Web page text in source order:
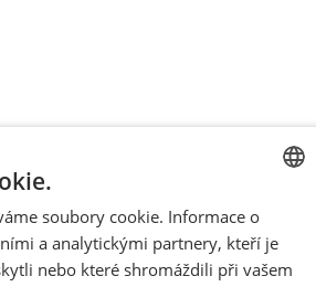
ENGLISH
soubory cookie. Informace o
a analytickými partnery, kteří je
nebo které shromáždili při vašem